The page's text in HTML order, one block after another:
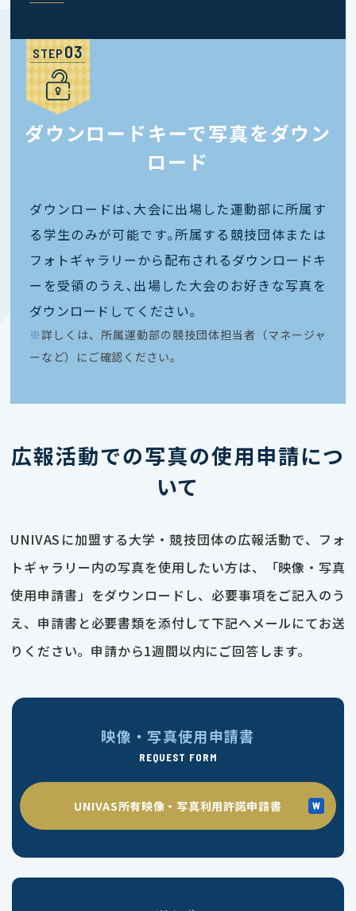
STEP
ダウンロードキーで写真をダウン
ロード
ダウンロードは､大会に出場した運動部に所属す
る学生のみが可能です｡所属する競技団体または
フォトギャラリーから配布されるダウンロードキ
ーを受領のうえ､出場した大会のお好きな写真を
ダウンロードしてください｡
※ 詳しくは、所属運動部の競技団体担当者（マネージャ
ーなど）にご確認ください。
広報活動での写真の使用申請につ
いて
UNIVASに加盟する大学・競技団体の広報活動で、フォ
トギャラリー内の写真を使用したい方は、「映像・写真
使用申請書」をダウンロードし、必要事項をご記入のう
え、申請書と必要書類を添付して下記へメールにてお送
りください。申請から1週間以内にご回答します。
映像・写真使用申請書
REQUEST FORM
UNIVAS所有映像・写真利用許諾申請書